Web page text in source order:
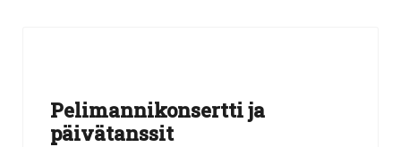
Pelimannikonsertti ja
päivätanssit